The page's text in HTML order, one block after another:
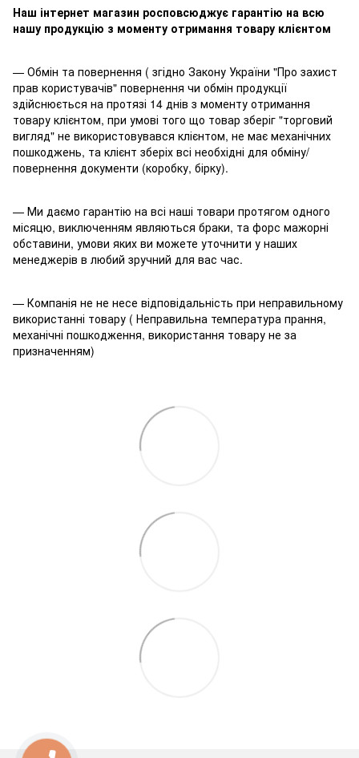
Наш інтернет магазин росповсюджує гарантію на всю
нашу продукцію з моменту отримання товару клієнтом
— Обмін та повернення ( згідно Закону України "Про захист
прав користувачів" повернення чи обмін продукції
здійснюється на протязі 14 днів з моменту отримання
товару клієнтом, при умові того що товар зберіг "торговий
вигляд" не використовувався клієнтом, не має механічних
пошкоджень, та клієнт зберіх всі необхідні для обміну/
повернення документи (коробку, бірку).
— Ми даємо гарантію на всі наші товари протягом одного
місяцю, виключенням являються браки, та форс мажорні
обставини, умови яких ви можете уточнити у наших
менеджерів в любий зручний для вас час.
— Компанія не не несе відповідальність при неправильному
використанні товару ( Неправильна температура прання,
механічні пошкодження, використання товару не за
призначенням)